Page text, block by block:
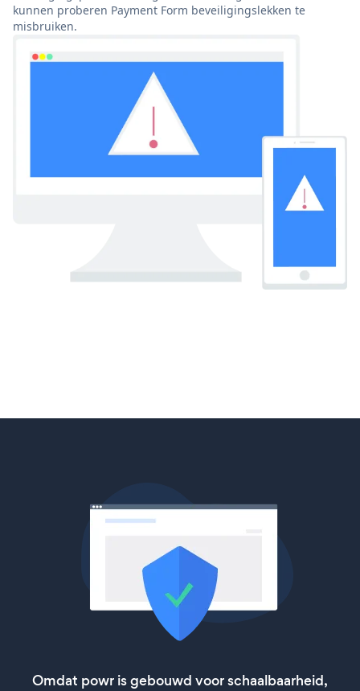
kunnen proberen Payment Form beveiligingslekken te
misbruiken.
Omdat powr is gebouwd voor schaalbaarheid,